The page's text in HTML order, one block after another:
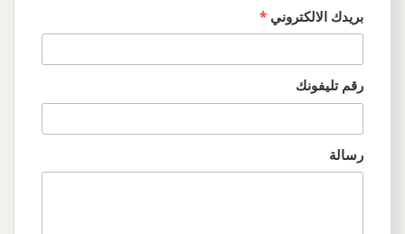
بريدك الالكتروني *
رقم تليفونك
رسالة